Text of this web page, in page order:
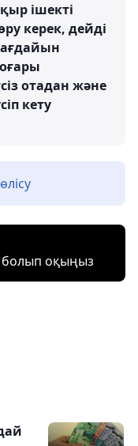
ішекті
керек, дейді
отадан және
кету
болып оқыңыз